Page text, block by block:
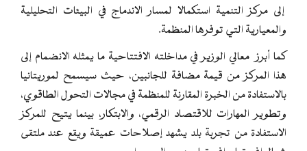
إلى مركز التنمية استكمالا لمسار الاندماج في البيئات التحليلية
والمعيارية التي توفرها المنظمة.
كما أبرز معالي الوزير في مداخلته الافتتاحية ما يمثله الانضمام إلى
هذا المركز من قيمة مضافة للجانبين، حيث سيسمح لموريتانيا
بالاستفادة من الخبرة المقارنة للمنظمة في مجالات التحول الطاقوي،
وتطوير المهارات للاقتصاد الرقمي، والابتكار، بينما يتيح للمركز
الاستفادة من تجربة بلد يشهد إصلاحات عميقة ويقع عند ملتقى